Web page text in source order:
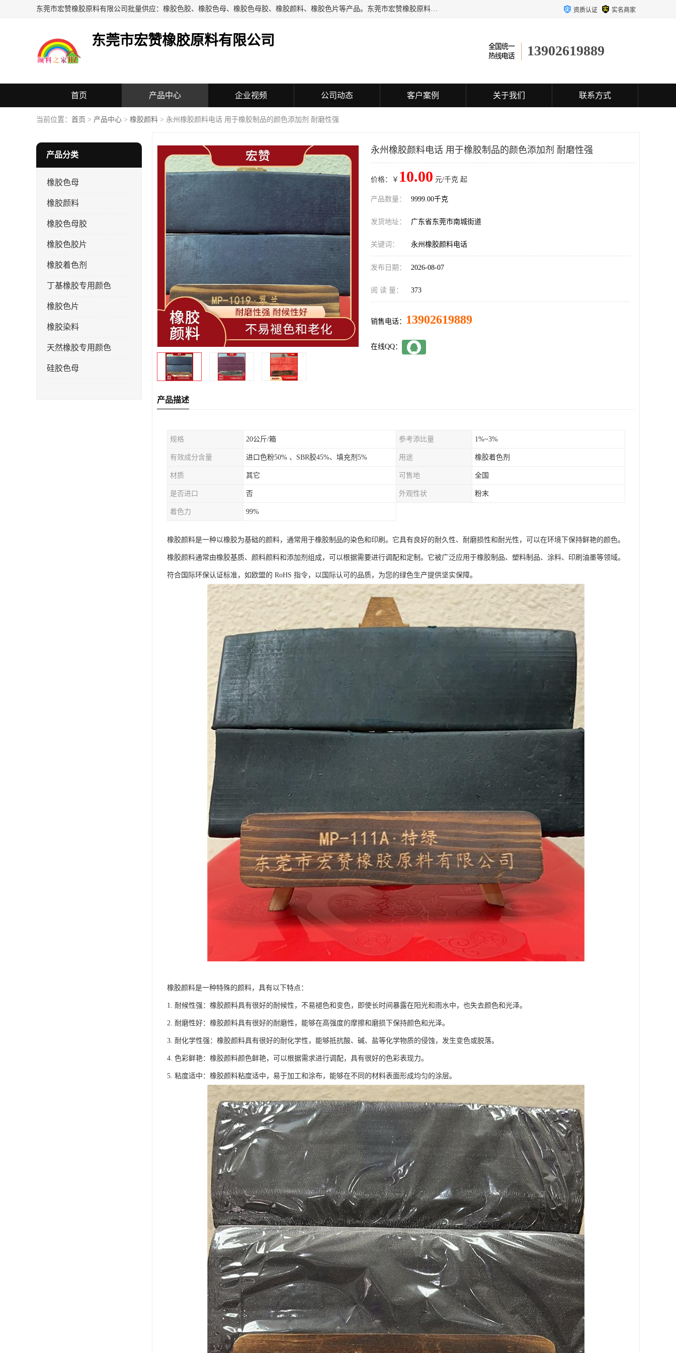
东莞市宏赞橡胶原料有限公司批量供应：橡胶色胶、橡胶色母、橡胶色母胶、橡胶颜料、橡胶色片等产品。东莞市宏赞橡胶原料有限公司经营已经十五年的历史，目前的客户群广达东南亚各国，也是目前橡胶制造密集度高的中国大陆橡胶制品工厂使用多，市场占有率高的色胶专业生产工厂。 资质认证 实名商家
东莞市宏赞橡胶原料有限公司
13902619889
首页 产品中心 企业视频 公司动态 客户案例 关于我们 联系方式
当前位置： 首页 > 产品中心 > 橡胶颜料 > 永州橡胶颜料电话 用于橡胶制品的颜色添加剂 耐磨性强
产品分类
橡胶色母
橡胶颜料
橡胶色母胶
橡胶色胶片
橡胶着色剂
丁基橡胶专用颜色
橡胶色片
橡胶染料
天然橡胶专用颜色
硅胶色母
永州橡胶颜料电话 用于橡胶制品的颜色添加剂 耐磨性强
价格：￥ 10.00 元/千克 起
产品数量： 9999.00千克
发货地址： 广东省东莞市南城街道
关键词： 永州橡胶颜料电话
发布日期： 2026-08-07
阅 读 量： 373
销售电话： 13902619889
在线QQ：
产品描述
规格 20公斤/箱 参考添比量 1%~3%
有效成分含量 进口色粉50% 、SBR胶45%、填充剂5% 用途 橡胶着色剂
材质 其它 可售地 全国
是否进口 否 外观性状 粉末
着色力 99%
橡胶颜料是一种以橡胶为基础的颜料，通常用于橡胶制品的染色和印刷。它具有良好的耐久性、耐磨损性和耐光性，可以在环境下保持鲜艳的颜色。
橡胶颜料通常由橡胶基质、颜料颜料和添加剂组成，可以根据需要进行调配和定制。它被广泛应用于橡胶制品、塑料制品、涂料、印刷油墨等领域。
符合国际环保认证标准，如欧盟的 RoHS 指令，以国际认可的品质，为您的绿色生产提供坚实保障。
橡胶颜料是一种特殊的颜料，具有以下特点：
1. 耐候性强：橡胶颜料具有很好的耐候性，不易褪色和变色，即使长时间暴露在阳光和雨水中，也失去颜色和光泽。
2. 耐磨性好：橡胶颜料具有很好的耐磨性，能够在高强度的摩擦和磨损下保持颜色和光泽。
3. 耐化学性强：橡胶颜料具有很好的耐化学性，能够抵抗酸、碱、盐等化学物质的侵蚀，发生变色或脱落。
4. 色彩鲜艳：橡胶颜料颜色鲜艳，可以根据需求进行调配，具有很好的色彩表现力。
5. 粘度适中：橡胶颜料粘度适中，易于加工和涂布，能够在不同的材料表面形成均匀的涂层。